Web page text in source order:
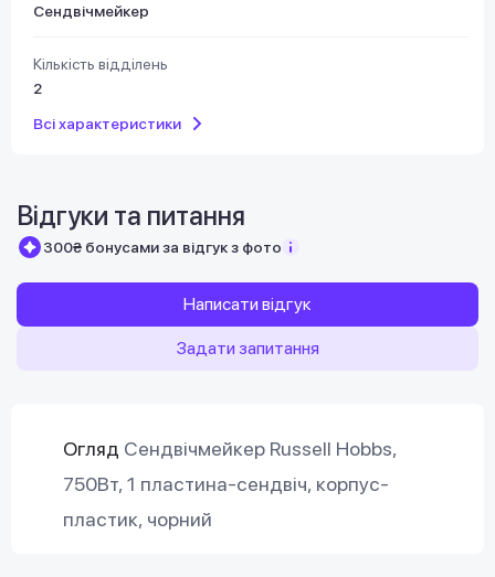
Сендвічмейкер
Кількість відділень
2
Всі характеристики
Відгуки та питання
300₴ бонусами за відгук з фото
Написати відгук
Задати запитання
Огляд Сендвічмейкер Russell Hobbs,
750Вт, 1 пластина-сендвіч, корпус-
пластик, чорний